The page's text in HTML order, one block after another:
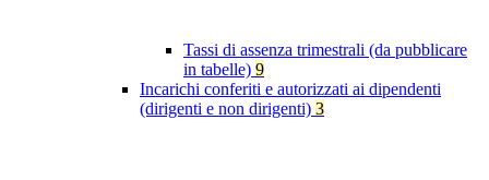
Tassi di assenza trimestrali (da pubblicare
in tabelle) 9
Incarichi conferiti e autorizzati ai dipendenti
(dirigenti e non dirigenti) 3